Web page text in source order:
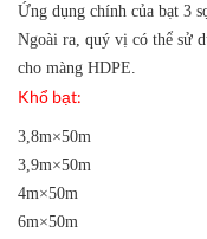
Ứng dụng chính của bạt 3
Ngoài ra, quý vị có thể sử
cho màng HDPE.
Khổ bạt:
3,8m×50m
3,9m×50m
4m×50m
6m×50m